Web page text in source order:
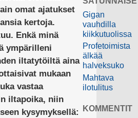
omat ajatukset
kertoja.
Enkä minä
ympärilleni
iltatytöiltä aina
mukaan
vastaa
iltapoika, niin
kysymyksellä:
Gigan
vauhdilla
kiikkutuolissa
Profetoimista
älkää
halveksuko
Mahtava
ilotulitus
KOMMENTIT